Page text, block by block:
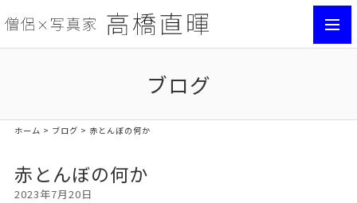
ブログ
ホーム > ブログ > 赤とんぼの何か
赤とんぼの何か
2023年7月20日